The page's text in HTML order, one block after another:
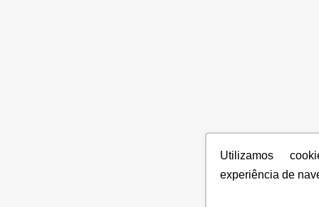
Utilizamos
experiência de